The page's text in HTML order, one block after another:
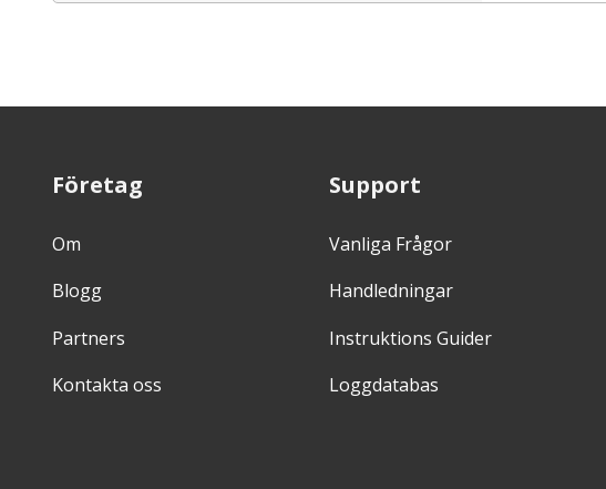
Företag
Om
Blogg
Partners
Kontakta oss
Support
Vanliga Frågor
Handledningar
Instruktions Guider
Loggdatabas